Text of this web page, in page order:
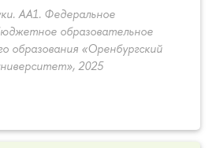
АА1. Федеральное
образовательное
образования «Оренбургский
2025